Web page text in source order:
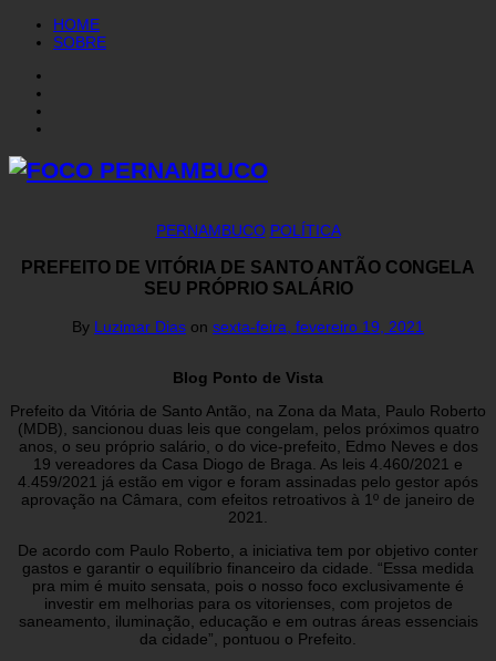
HOME
SOBRE
PERNAMBUCO POLÍTICA
PREFEITO DE VITÓRIA DE SANTO ANTÃO CONGELA
SEU PRÓPRIO SALÁRIO
By Luzimar Dias on sexta-feira, fevereiro 19, 2021
Blog Ponto de Vista
Prefeito da Vitória de Santo Antão, na Zona da Mata, Paulo Roberto
(MDB), sancionou duas leis que congelam, pelos próximos quatro
anos, o seu próprio salário, o do vice-prefeito, Edmo Neves e dos
19 vereadores da Casa Diogo de Braga. As leis 4.460/2021 e
4.459/2021 já estão em vigor e foram assinadas pelo gestor após
aprovação na Câmara, com efeitos retroativos à 1º de janeiro de
2021.
De acordo com Paulo Roberto, a iniciativa tem por objetivo conter
gastos e garantir o equilíbrio financeiro da cidade. “Essa medida
pra mim é muito sensata, pois o nosso foco exclusivamente é
investir em melhorias para os vitorienses, com projetos de
saneamento, iluminação, educação e em outras áreas essenciais
da cidade”, pontuou o Prefeito.